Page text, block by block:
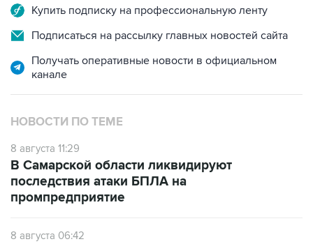
Купить подписку на профессиональную ленту
Подписаться на рассылку главных новостей сайта
Получать оперативные новости в официальном
канале
НОВОСТИ ПО ТЕМЕ
8 августа 11:29
В Самарской области ликвидируют
последствия атаки БПЛА на
промпредприятие
8 августа 06:42